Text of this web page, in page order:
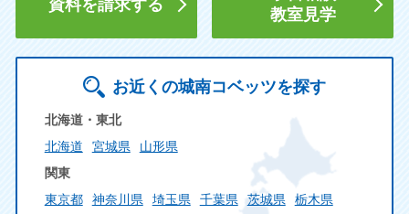
資料を請求する
教室見学
お近くの城南コベッツを探す
北海道・東北
北海道
宮城県
山形県
関東
東京都
神奈川県 埼玉県 千葉県 茨城県
栃木県